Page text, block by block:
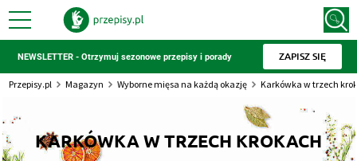
NEWSLETTER - Otrzymuj sezonowe przepisy i porady ZAPISZ SIĘ
Przepisy.pl Magazyn Wyborne mięsa na każdą okazję Karkówka w trzech
KARKÓWKA W TRZECH KROKACH